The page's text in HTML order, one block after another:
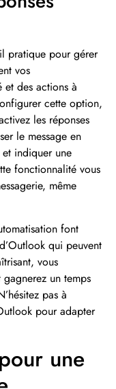
pratique pour gérer
vos
des actions à
cette option,
les réponses
le message en
indiquer une
fonctionnalité vous
même
font
qui peuvent
vous
un temps
pas à
pour adapter
une